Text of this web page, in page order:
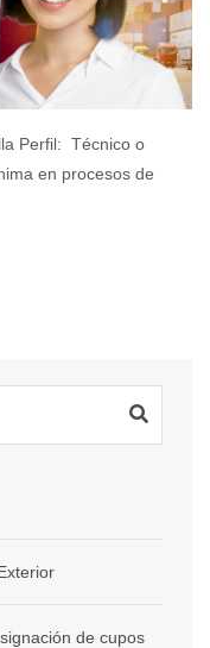
Perfil: Técnico o
en procesos de
de cupos